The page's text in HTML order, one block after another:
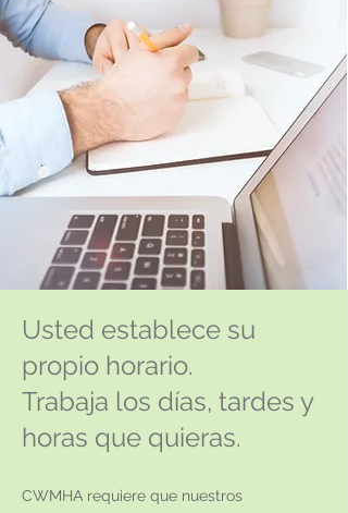
Usted establece su
propio horario.
Trabaja los días, tardes y
horas que quieras.
CWMHA requiere que nuestros